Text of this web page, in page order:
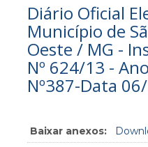
Diário Oficial
Município de
Oeste / MG -
Nº 624/13 -
Nº387-Data
Baixar anexos: